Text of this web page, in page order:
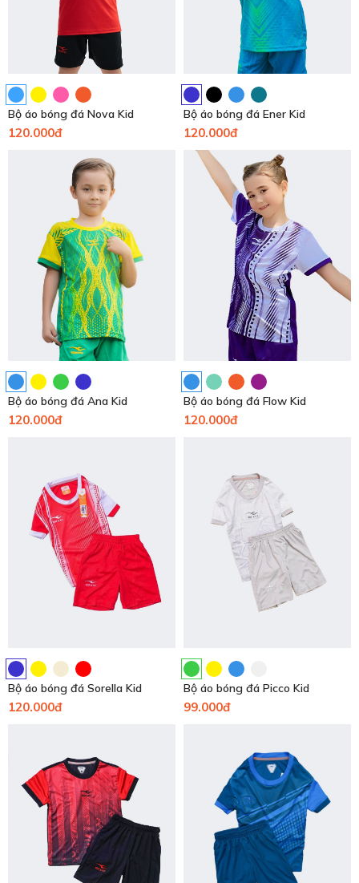
Bộ áo bóng đá Nova Kid
120.000đ
Bộ áo bóng đá Ener Kid
120.000đ
Bộ áo bóng đá Ana Kid
120.000đ
Bộ áo bóng đá Flow Kid
120.000đ
Bộ áo bóng đá Sorella Kid
120.000đ
Bộ áo bóng đá Picco Kid
99.000đ